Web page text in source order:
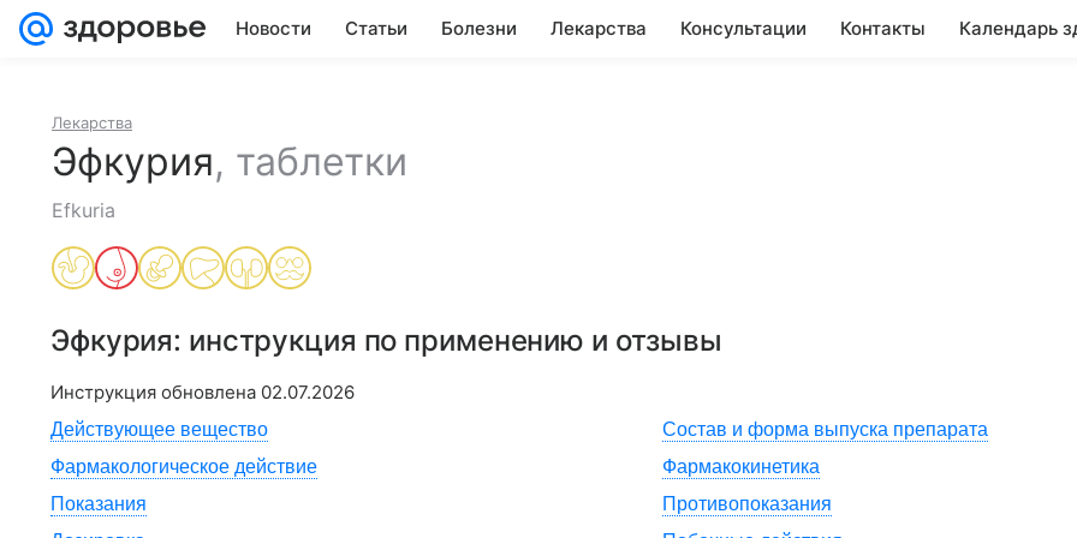
Новости Статьи Болезни Лекарства Консультации Контакты Календарь
Лекарства
Эфкурия, таблетки
Efkuria
Эфкурия: инструкция по применению и отзывы
Инструкция обновлена 02.07.2026
Действующее вещество
Состав и форма выпуска препарата
Фармакологическое действие
Фармакокинетика
Показания
Противопоказания